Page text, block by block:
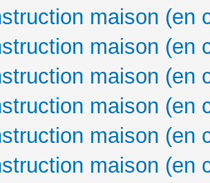
maison (en
maison (en
maison (en
maison (en
maison (en
maison (en